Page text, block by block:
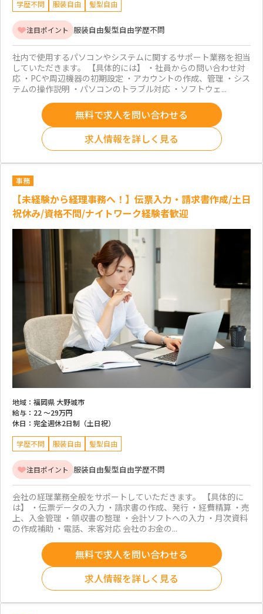
学歴不問 服装自由 髪型自由
注目ポイント 服装自由髪型自由学歴不問
社内で使用するパソコンやシステムに関するサポート業務を担当
していただきます。 【具体的には】 ・社員からの問い合わせ対
応 ・PCや周辺機器の初期設定 ・アカウントの作成、管理 ・シス
テムの操作説明 ・パソコンのトラブル対応 ・ソフトウェ...
無料で求人を問い合わせる
求人情報を詳しく見る
事務
【未経験から経理事務へ！】伝票入力・請求書作成/土日
祝休み/資格不問/ナイトワーク経験者歓迎
地域： 福岡県 大野城市
給与： 22 ～29万円
休日： 完全週休2日制（土日祝）
学歴不問 服装自由 髪型自由
注目ポイント 服装自由髪型自由学歴不問
会社の経理業務全般をサポートしていただきます。 【具体的に
は】 ・伝票データの入力 ・請求書の作成、発行 ・経費精算 ・売
上、入金管理 ・領収書の整理 ・会計ソフトへの入力 ・月次資料
の作成補助 ・電話、来客対応 会社のお金の...
無料で求人を問い合わせる
求人情報を詳しく見る